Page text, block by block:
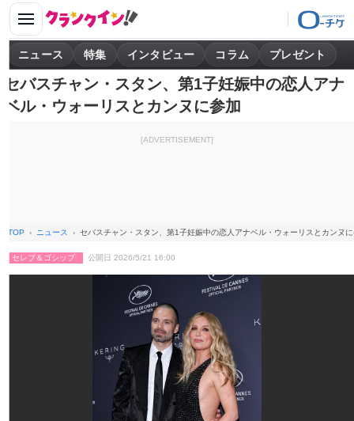
ニュース 特集 インタビュー コラム プレゼント
セバスチャン・スタン、第1子妊娠中の恋人アナ
ベル・ウォーリスとカンヌに参加
[ADVERTISEMENT]
TOP ニュース セバスチャン・スタン、第1子妊娠中の恋人アナベル・ウォーリスとカンヌ
セレブ＆ゴシップ 公開日 2026/5/21 16:00